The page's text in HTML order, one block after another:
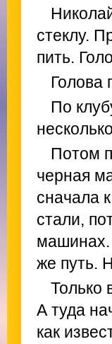
стеклу.
пить.
Голова
По
Потом
черная
сначала
стали,
машинах.
же путь.
Только
А туда
как